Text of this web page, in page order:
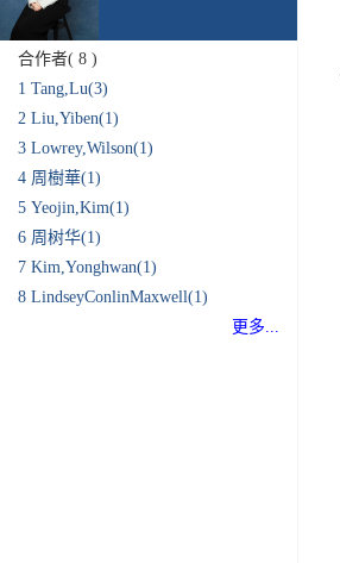
合作者( 8 )
1 Tang,Lu(3)
2 Liu,Yiben(1)
3 Lowrey,Wilson(1)
4 周樹華(1)
5 Yeojin,Kim(1)
6 周树华(1)
7 Kim,Yonghwan(1)
8 LindseyConlinMaxwell(1)
更多...